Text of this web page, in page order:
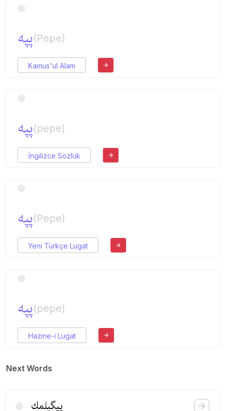
پپه(Pepe)
Kamus'ul Alam
پپه(pepe)
İngilizce Sözlük
پپه(Pepe)
Yeni Türkçe Lugat
پپه(pepe)
Hazine-i Lugat
Next Words
پپگیلمك